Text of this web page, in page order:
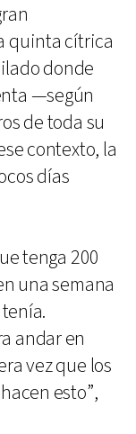
quinta cítrica
donde
—según
de toda su
contexto, la
días
tenga 200
una semana
andar en
vez que los
esto”,